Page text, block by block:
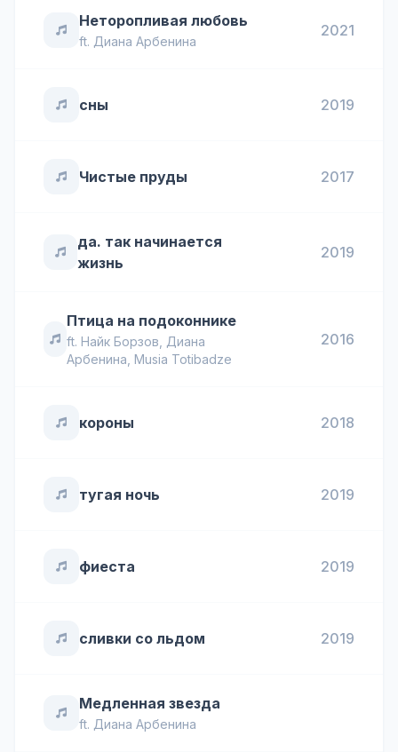
Неторопливая любовь
ft. Диана Арбенина
2021
сны 2019
Чистые пруды 2017
да. так начинается
жизнь
2019
Птица на подоконнике
ft. Найк Борзов Диана
Арбенина Musia Totibadze
2016
короны 2018
тугая ночь 2019
фиеста 2019
сливки со льдом 2019
Медленная звезда
ft. Диана Арбенина